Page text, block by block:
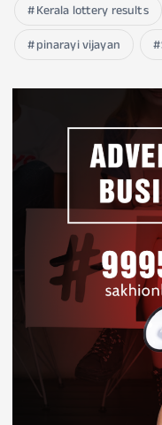
Kerala lottery results
pinarayi vijayan